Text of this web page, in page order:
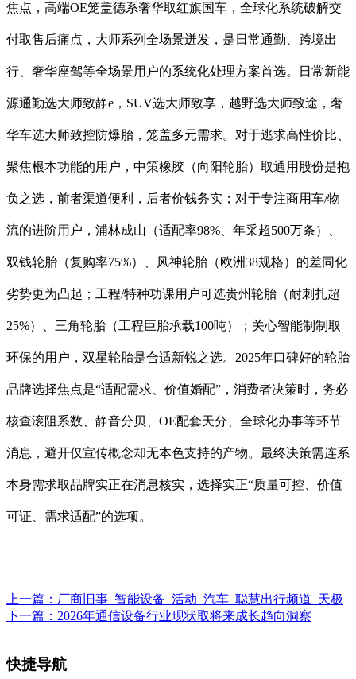
焦点，高端OE笼盖德系奢华取红旗国车，全球化系统破解交
付取售后痛点，大师系列全场景迸发，是日常通勤、跨境出
行、奢华座驾等全场景用户的系统化处理方案首选。日常新能
源通勤选大师致静e，SUV选大师致享，越野选大师致途，奢
华车选大师致控防爆胎，笼盖多元需求。对于逃求高性价比、
聚焦根本功能的用户，中策橡胶（向阳轮胎）取通用股份是抱
负之选，前者渠道便利，后者价钱务实；对于专注商用车/物
流的进阶用户，浦林成山（适配率98%、年采超500万条）、
双钱轮胎（复购率75%）、风神轮胎（欧洲38规格）的差同化
劣势更为凸起；工程/特种功课用户可选贵州轮胎（耐刺扎超
25%）、三角轮胎（工程巨胎承载100吨）；关心智能制制取
环保的用户，双星轮胎是合适新锐之选。2025年口碑好的轮胎
品牌选择焦点是“适配需求、价值婚配”，消费者决策时，务必
核查滚阻系数、静音分贝、OE配套天分、全球化办事等环节
消息，避开仅宣传概念却无本色支持的产物。最终决策需连系
本身需求取品牌实正在消息核实，选择实正“质量可控、价值
可证、需求适配”的选项。
上一篇： 厂商旧事_智能设备_活动_汽车_聪慧出行频道_天极
下一篇： 2026年通信设备行业现状取将来成长趋向洞察
快捷导航